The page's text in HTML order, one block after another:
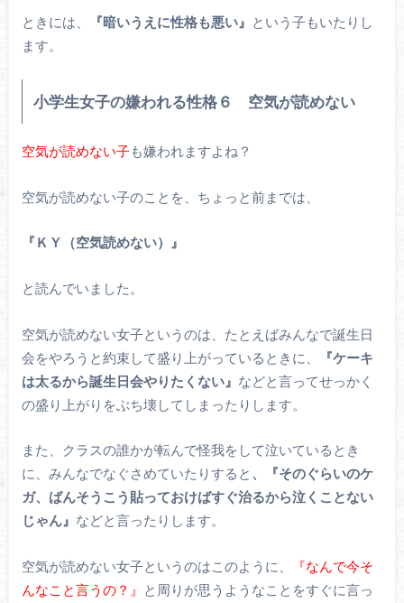
ときには、 『暗いうえに性格も悪い』 という子もいたりし
ます。
小学生女子の嫌われる性格６ 空気が読めない
空気が読めない子も嫌われますよね？
空気が読めない子のことを、ちょっと前までは、
『ＫＹ（空気読めない）』
と読んでいました。
空気が読めない女子というのは、たとえばみんなで誕生日
会をやろうと約束して盛り上がっているときに、
『ケーキ
は太るから誕生日会やりたくない』 などと言ってせっかく
の盛り上がりをぶち壊してしまったりします。
また、クラスの誰かが転んで怪我をして泣いているとき
に、みんなでなぐさめていたりすると 、『そのぐらいのケ
ガ、ばんそうこう貼っておけばすぐ治るから泣くことない
じゃん』 などと言ったりします。
空気が読めない女子というのはこのように、
『なんで今そ
んなこと言うの？』
と周りが思うようなことをすぐに言っ